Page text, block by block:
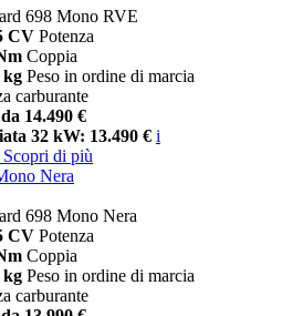
698 Mono RVE
CV Potenza
Coppia
kg Peso in ordine di marcia
carburante
14.490 €
32 kW: 13.490 € i
Scopri di più
Nera
698 Mono Nera
CV Potenza
Coppia
kg Peso in ordine di marcia
carburante